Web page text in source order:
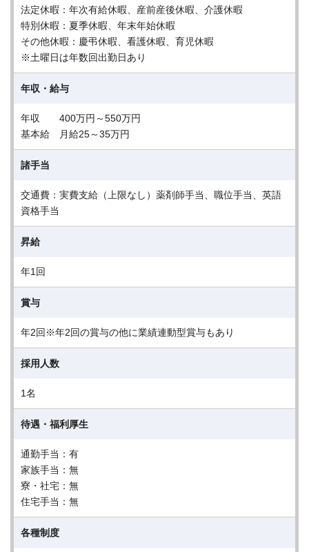
法定休暇：年次有給休暇、産前産後休暇、介護休暇
特別休暇：夏季休暇、年末年始休暇
その他休暇：慶弔休暇、看護休暇、育児休暇
※土曜日は年数回出勤日あり
年収・給与
年収 400万円～550万円
基本給 月給25～35万円
諸手当
交通費：実費支給（上限なし）薬剤師手当、職位手当、英語
資格手当
昇給
年1回
賞与
年2回※年2回の賞与の他に業績連動型賞与もあり
採用人数
1名
待遇・福利厚生
通勤手当：有
家族手当：無
寮・社宅：無
住宅手当：無
各種制度